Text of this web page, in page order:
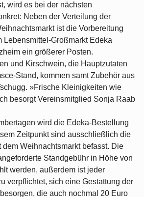
wird es bei der nächsten
Neben der Verteilung der
ist die Vorbereitung
Lebensmittel-Großmarkt Edeka
ein größerer Posten.
und Kirschwein, die Hauptzutaten
Stand, kommen samt Zubehör aus
»Frische Kleinigkeiten wie
besorgt Vereinsmitglied Sonja Raab
wird die Edeka-Bestellung
Zeitpunkt sind ausschließlich die
dem Weihnachtsmarkt befasst. Die
Standgebühr in Höhe von
werden, außerdem ist jeder
verpflichtet, sich eine Gestattung der
die auch nochmal 20 Euro